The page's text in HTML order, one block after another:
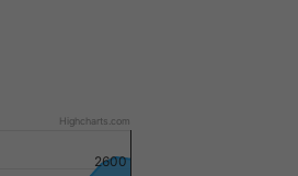
2600
Highcharts.com